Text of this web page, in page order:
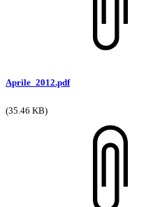
Aprile_2012.pdf
(35.46 KB)